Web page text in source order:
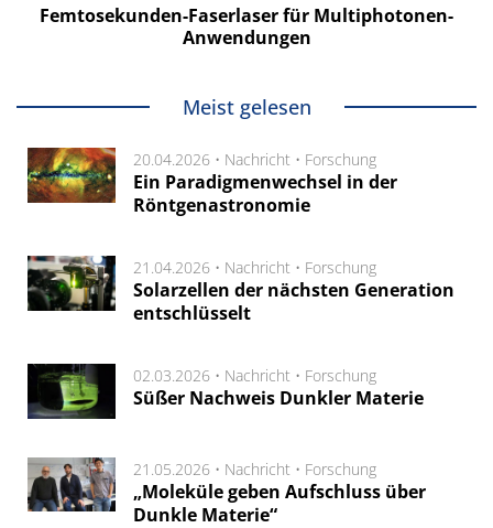
Femtosekunden-Faserlaser für Multiphotonen-
Anwendungen
Meist gelesen
20.04.2026 • Nachricht • Forschung
Ein Paradigmenwechsel in der
Röntgenastronomie
21.04.2026 • Nachricht • Forschung
Solarzellen der nächsten Generation
entschlüsselt
02.03.2026 • Nachricht • Forschung
Süßer Nachweis Dunkler Materie
21.05.2026 • Nachricht • Forschung
„Moleküle geben Aufschluss über
Dunkle Materie“